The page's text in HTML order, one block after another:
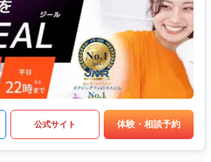
公式サイト 体験・相談予約